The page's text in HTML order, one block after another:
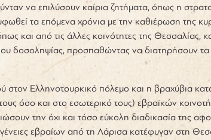
να επιλύσουν καίρια ζητήματα, όπως η
τα επόμενα χρόνια με την καθιέρωση της
και από τις άλλες κοινότητες της
δοσοληψίας, προσπαθώντας να διατηρήσουν τα
στον Ελληνοτουρκικό πόλεμο και η βραχύβια
όσο και στο εσωτερικό τους) εβραϊκών
την όχι και τόσο εύκολη διαδικασία της
εβραίων από τη Λάρισα κατέφυγαν στη